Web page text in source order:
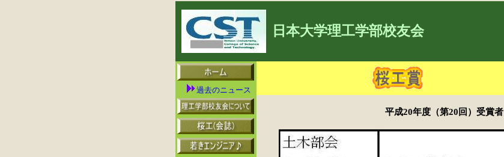
日本大学理工学部校友会
過去のニュース
平成20年度（第20回）受賞者